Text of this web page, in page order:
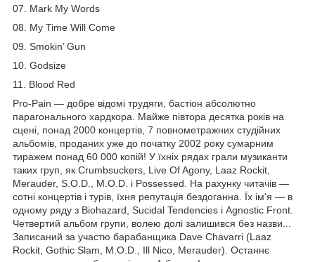
07. Mark My Words
08. My Time Will Come
09. Smokin’ Gun
10. Godsize
11. Blood Red
Pro-Pain — добре відомі трудяги, бастіон абсолютно
парагонального хардкора. Майже півтора десятка років на
сцені, понад 2000 концертів, 7 повнометражних студійних
альбомів, проданих уже до початку 2002 року сумарним
тиражем понад 60 000 копій! У їхніх рядах грали музиканти
таких груп, як Crumbsuckers, Live Of Agony, Laaz Rockit,
Merauder, S.O.D., M.O.D. і Possessed. На рахунку читачів —
сотні концертів і турів, їхня репутація бездоганна. Їх ім'я — в
одному ряду з Biohazard, Sucidal Tendencies і Agnostic Front.
Четвертий альбом групи, волею долі залишився без назви...
Записаний за участю барабанщика Dave Chavarri (Laaz
Rockit, Gothic Slam, M.O.D., Ill Niсo, Merauder). Останнє